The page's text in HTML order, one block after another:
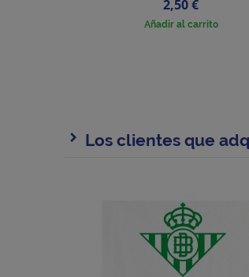
Precio
2,50 €
Añadir al carrito
Los clientes que